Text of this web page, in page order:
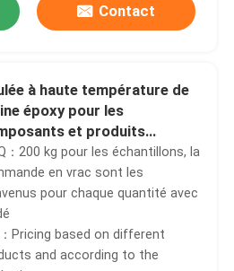
Contact
à haute température de
époxy pour les
et produits
：200 kg pour les échantillons, la
en vrac sont les
pour chaque quantité avec
Pricing based on different
and according to the